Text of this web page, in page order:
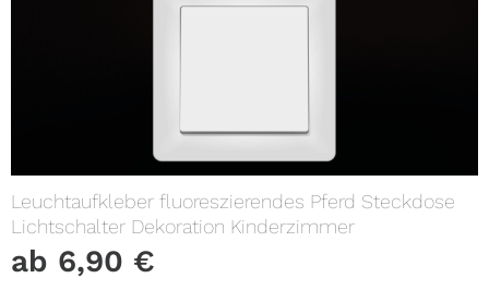
Leuchtaufkleber fluoreszierendes Pferd Steckdose
Lichtschalter Dekoration Kinderzimmer
ab 6,90 €